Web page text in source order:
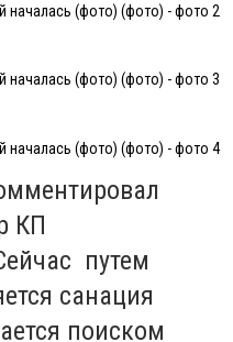
началась (фото) (фото) - фото 2
началась (фото) (фото) - фото 3
началась (фото) (фото) - фото 4
КП
путем
санация
поиском